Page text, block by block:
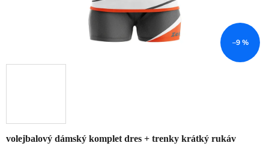
volejbalový dámský komplet dres + trenky krátký rukáv
–9 %